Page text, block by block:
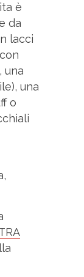
è
da
lacci
una
una
o